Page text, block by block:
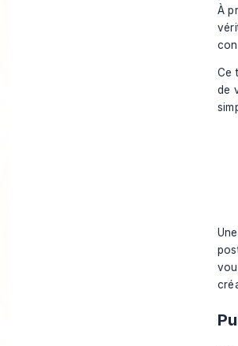
À
Ce
de